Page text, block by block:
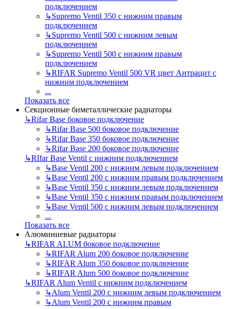
подключением
↳Supremo Ventil 350 с нижним правым
подключением
↳Supremo Ventil 500 с нижним левым
подключением
↳Supremo Ventil 500 с нижним правым
подключением
↳RIFAR Supremo Ventil 500 VR цвет Антрацит с
нижним подключением
...
Показать все
Секционные биметаллические радиаторы
↳Rifar Base боковое подключение
↳Rifar Base 500 боковое подключение
↳Rifar Base 350 боковое подключение
↳Rifar Base 200 боковое подключение
↳RIfar Base Ventil с нижним подключением
↳Base Ventil 200 с нижним левым подключением
↳Base Ventil 200 с нижним правым подключением
↳Base Ventil 350 с нижним левым подключением
↳Base Ventil 350 с нижним правым подключением
↳Base Ventil 500 с нижним левым подключением
...
Показать все
Алюминиевые радиаторы
↳RIFAR ALUM боковое подключение
↳RIFAR Alum 200 боковое подключение
↳RIFAR Alum 350 боковое подключение
↳RIFAR Alum 500 боковое подключение
↳RIFAR Alum Ventil с нижним подключением
↳Alum Ventil 200 с нижним левым подключением
↳Alum Ventil 200 с нижним правым